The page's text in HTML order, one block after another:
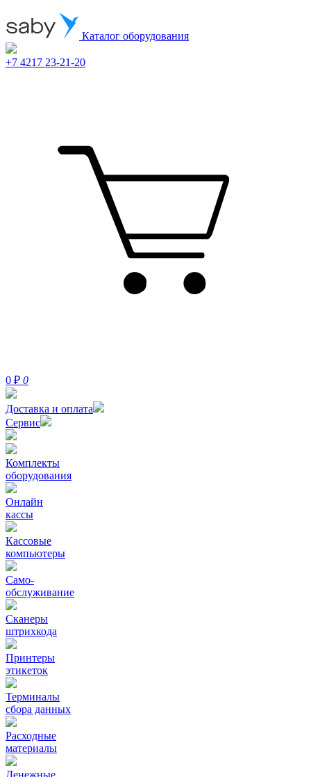
Каталог оборудования
+7 4217 23-21-20
0 ₽ 0
Доставка и оплата
Сервис
Комплекты
оборудования
Онлайн
кассы
Кассовые
компьютеры
Само-
обслуживание
Сканеры
штрихкода
Принтеры
этикеток
Терминалы
сбора данных
Расходные
материалы
Денежные